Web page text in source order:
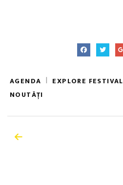
AGENDA | EXPLORE FESTIVAL
NOUTĂȚI